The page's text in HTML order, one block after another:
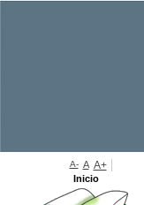
A- A A+
Inicio